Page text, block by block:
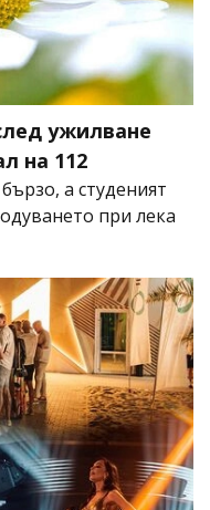
ужилване
на 112
а студеният
при лека